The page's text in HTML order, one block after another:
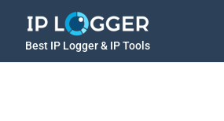
Best IP Logger & IP Tools